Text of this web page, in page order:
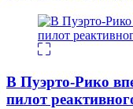
В Пуэрто-Рико
пилот